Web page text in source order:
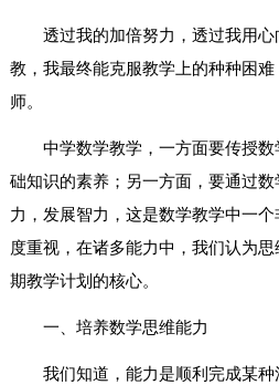
透过我的加倍努力，透过我用
教，我最终能克服教学上的种种困
师。
中学数学教学，一方面要传授
础知识的素养；另一方面，要通过
力，发展智力，这是数学教学中一
度重视，在诸多能力中，我们认为
期教学计划的核心。
一、培养数学思维能力
我们知道，能力是顺利完成某